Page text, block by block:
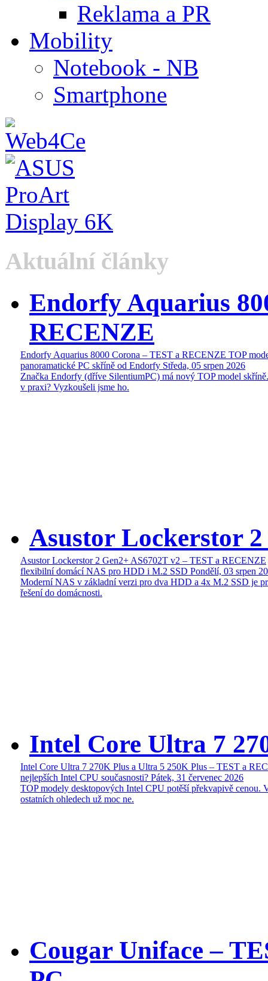
Reklama a PR
Mobility
Notebook - NB
Smartphone
Aktuální články
Endorfy Aquarius
RECENZE
Endorfy Aquarius 8000 Corona – TEST a RECENZE TOP
panoramatické PC skříně od Endorfy Středa, 05 srpen 2026
Značka Endorfy (dříve SilentiumPC) má nový TOP model
v praxi? Vyzkoušeli jsme ho.
Asustor Lockerstor
Asustor Lockerstor 2 Gen2+ AS6702T v2 – TEST a RECENZE
flexibilní domácí NAS pro HDD i M.2 SSD Pondělí, 03 srpen
Moderní NAS v základní verzi pro dva HDD a 4x M.2 SSD je
řešení do domácnosti.
Intel Core Ultra 7
Intel Core Ultra 7 270K Plus a Ultra 5 250K Plus – TEST a
nejlepších Intel CPU současnosti? Pátek, 31 červenec 2026
TOP modely desktopových Intel CPU potěší překvapivě cenou.
ostatních ohledech už moc ne.
Cougar Uniface –